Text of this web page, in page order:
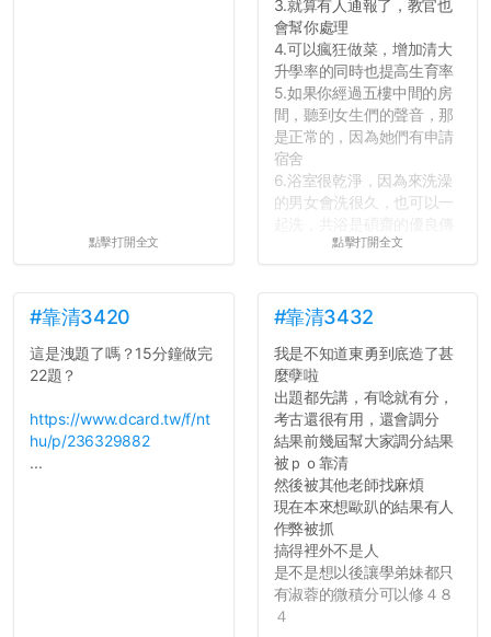
點擊打開全文
3.就算有人通報了，教官也
會幫你處理
4.可以瘋狂做菜，增加清大
升學率的同時也提高生育率
5.如果你經過五樓中間的房
間，聽到女生們的聲音，那
是正常的，因為她們有申請
宿舍
6.浴室很乾淨，因為來洗澡
的男女會洗很久，也可以一
舍房間，都歡迎留言讓我知
道...
點擊打開全文
#靠清3420
這是洩題了嗎？15分鐘做完
22題？
https://www.dcard.tw/f/nt
hu/p/236329882
...
#靠清3432
我是不知道東勇到底造了甚
麼孽啦
出題都先講，有唸就有分，
考古還很有用，還會調分
結果前幾屆幫大家調分結果
被ｐｏ靠清
然後被其他老師找麻煩
現在本來想歐趴的結果有人
作弊被抓
搞得裡外不是人
是不是想以後讓學弟妹都只
有淑蓉的微積分可以修４８
４